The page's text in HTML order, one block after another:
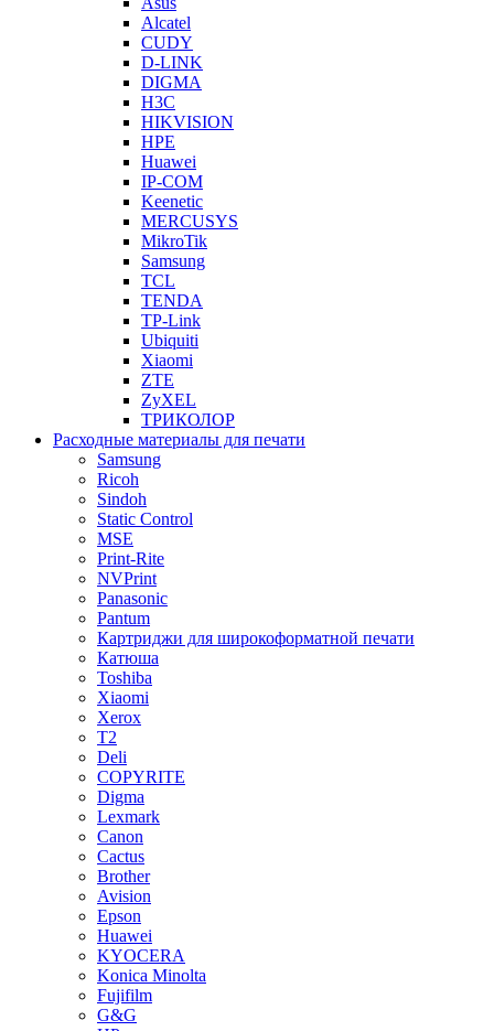
Alcatel
CUDY
D-LINK
DIGMA
H3C
HIKVISION
HPE
Huawei
IP-COM
Keenetic
MERCUSYS
MikroTik
Samsung
TCL
TENDA
TP-Link
Ubiquiti
Xiaomi
ZTE
ZyXEL
ТРИКОЛОР
Расходные материалы для печати
Samsung
Ricoh
Sindoh
Static Control
MSE
Print-Rite
NVPrint
Panasonic
Pantum
Картриджи для широкоформатной печати
Катюша
Toshiba
Xiaomi
Xerox
T2
Deli
COPYRITE
Digma
Lexmark
Canon
Cactus
Brother
Avision
Epson
Huawei
KYOCERA
Konica Minolta
Fujifilm
G&G